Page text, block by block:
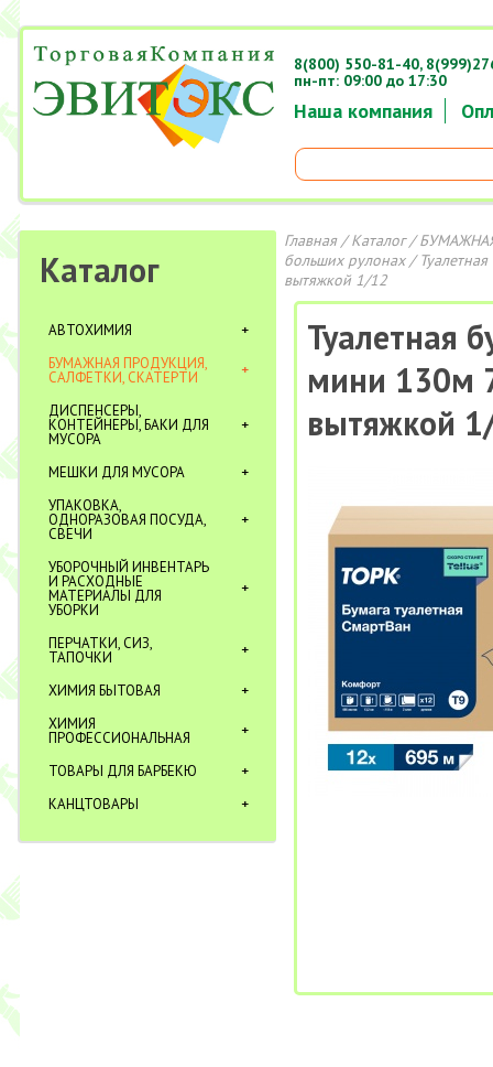
Наша компания
8(800) 550-81-40,
пн-пт: 09:00 до 17:30
Каталог
АВТОХИМИЯ
БУМАЖНАЯ ПРОДУКЦИЯ,
САЛФЕТКИ, СКАТЕРТИ
ДИСПЕНСЕРЫ,
КОНТЕЙНЕРЫ, БАКИ ДЛЯ
МУСОРА
МЕШКИ ДЛЯ МУСОРА
УПАКОВКА,
ОДНОРАЗОВАЯ ПОСУДА,
СВЕЧИ
УБОРОЧНЫЙ ИНВЕНТАРЬ
И РАСХОДНЫЕ
МАТЕРИАЛЫ ДЛЯ
УБОРКИ
ПЕРЧАТКИ, СИЗ,
ТАПОЧКИ
ХИМИЯ БЫТОВАЯ
ХИМИЯ
ПРОФЕССИОНАЛЬНАЯ
ТОВАРЫ ДЛЯ БАРБЕКЮ
КАНЦТОВАРЫ
Главная/Каталог/
больших рулонах/
вытяжкой 1/12
Туалетная
мини 130м
вытяжкой